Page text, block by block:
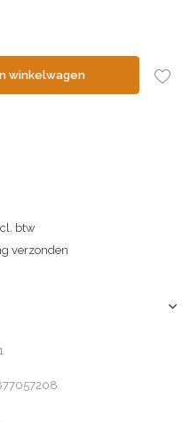
winkelwagen
btw
verzonden